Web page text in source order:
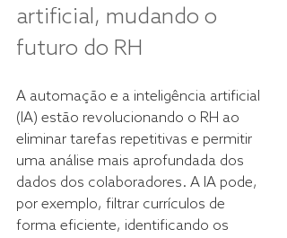
artificial, mudando o
futuro do RH
A automação e a inteligência artificial
(IA) estão revolucionando o RH ao
eliminar tarefas repetitivas e permitir
uma análise mais aprofundada dos
dados dos colaboradores. A IA pode,
por exemplo, filtrar currículos de
forma eficiente, identificando os